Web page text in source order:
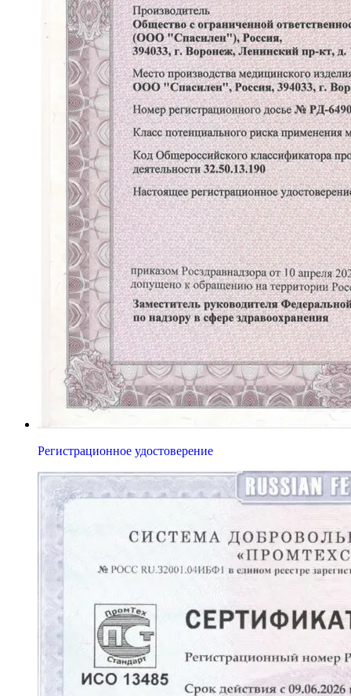
Регистрационное удостоверение